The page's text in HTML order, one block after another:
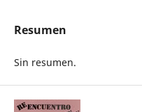
Resumen
Sin resumen.